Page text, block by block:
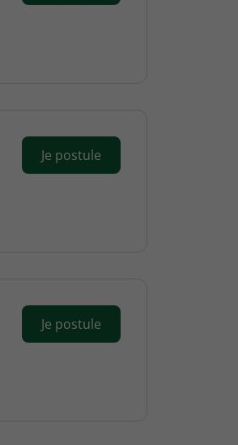
Je postule
Je postule